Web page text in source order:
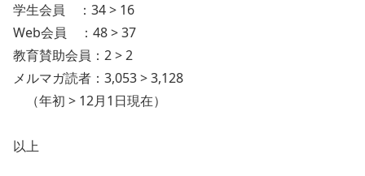
学生会員 ：34 > 16
Web会員 ：48 > 37
教育賛助会員：2 > 2
メルマガ読者：3,053 > 3,128
（年初 > 12月1日現在）
以上